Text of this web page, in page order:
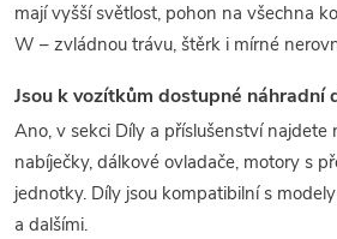
mají vyšší světlost, pohon na všechna
W – zvládnou trávu, štěrk i mírné
Jsou k vozítkům dostupné náhradní
Ano, v sekci Díly a příslušenství najdete
nabíječky, dálkové ovladače, motory s
jednotky. Díly jsou kompatibilní s
a dalšími.